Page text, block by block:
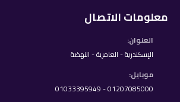
معلومات الاتصال
العنوان:
الإسكندرية - العامرية - النهضة
موبايل:
01207085000 - 01033395949